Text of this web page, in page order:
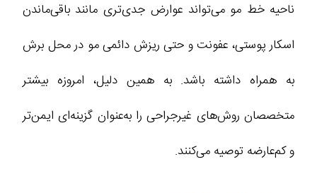
ناحیه خط مو می‌تواند عوارض جدی‌تری مانند باقی‌ماندن
اسکار پوستی، عفونت و حتی ریزش دائمی مو در محل برش
به همراه داشته باشد. به همین دلیل، امروزه بیشتر
متخصصان روش‌های غیرجراحی را به‌عنوان گزینه‌ای ایمن‌تر
و کم‌عارضه توصیه می‌کنند.